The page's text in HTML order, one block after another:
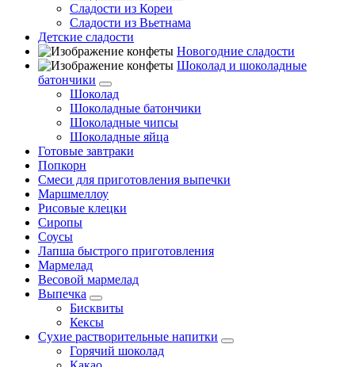
Сладости из Кореи
Сладости из Вьетнама
Детские сладости
Новогодние сладости
Шоколад и шоколадные
батончики
Шоколад
Шоколадные батончики
Шоколадные чипсы
Шоколадные яйца
Готовые завтраки
Попкорн
Смеси для приготовления выпечки
Маршмеллоу
Рисовые клецки
Сиропы
Соусы
Лапша быстрого приготовления
Мармелад
Весовой мармелад
Выпечка
Бисквиты
Кексы
Сухие растворительные напитки
Горячий шоколад